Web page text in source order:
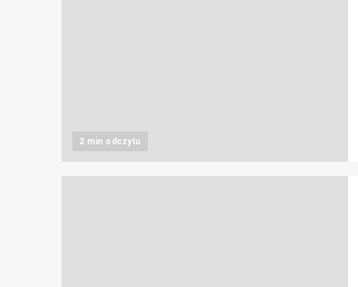
2 min odczytu